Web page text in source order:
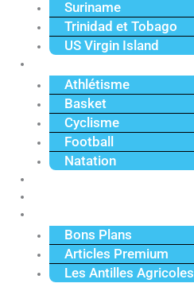
Suriname
Trinidad et Tobago
US Virgin Island
Athlétisme
Basket
Cyclisme
Football
Natation
Bons Plans
Articles Premium
Les Antilles Agricoles